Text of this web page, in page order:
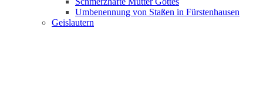
Umbenennung von Staßen in Fürstenhausen
Geislautern